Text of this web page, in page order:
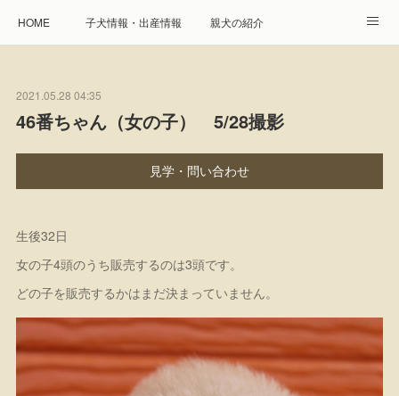
HOME 子犬情報・出産情報 親犬の紹介
遺伝疾患への取り組み
プレジール親睦会 特定商取引に基づく表記
2021.05.28 04:35
46番ちゃん（女の子） 5/28撮影
見学・問い合わせ
生後32日
女の子4頭のうち販売するのは3頭です。
どの子を販売するかはまだ決まっていません。